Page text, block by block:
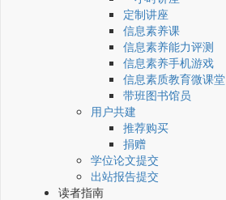
定制讲座
信息素养课
信息素养能力评测
信息素养手机游戏
信息素质教育微课堂
带班图书馆员
用户共建
推荐购买
捐赠
学位论文提交
出站报告提交
读者指南